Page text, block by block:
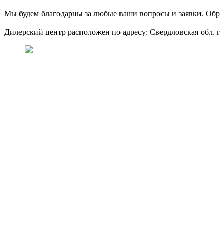
Мы будем благодарны за любые ваши вопросы и заявки.
Дилерский центр расположен по адресу: Свердловская